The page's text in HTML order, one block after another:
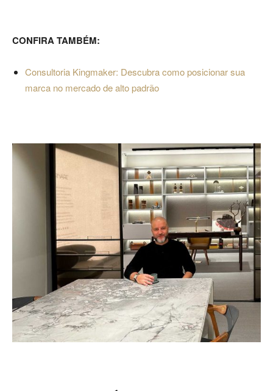
–
SP
CONFIRA TAMBÉM:
Consultoria Kingmaker: Descubra como posicionar sua
marca no mercado de alto padrão